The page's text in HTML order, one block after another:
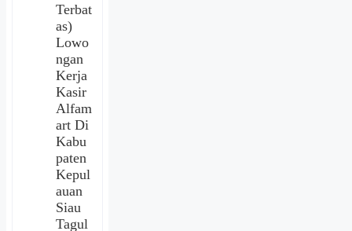
Terbat
as)
Lowo
ngan
Kerja
Kasir
Alfam
art Di
Kabu
paten
Kepul
auan
Siau
Tagul